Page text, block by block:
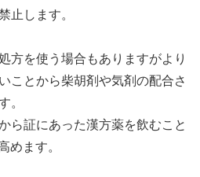
止します。
方を使う場合もありますがより
ことから柴胡剤や気剤の配合さ
。
ら証にあった漢方薬を飲むこと
めます。